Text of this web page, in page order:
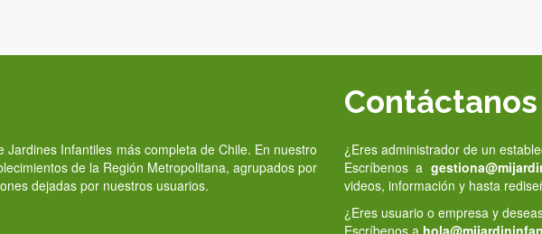
Jardines Infantiles más completa de Chile. En nuestro
de la Región Metropolitana, agrupados por
dejadas por nuestros usuarios.
Contáctanos
¿Eres administrador de un
Escríbenos a
videos, información y hasta
¿Eres usuario o empresa y
Escríbenos a